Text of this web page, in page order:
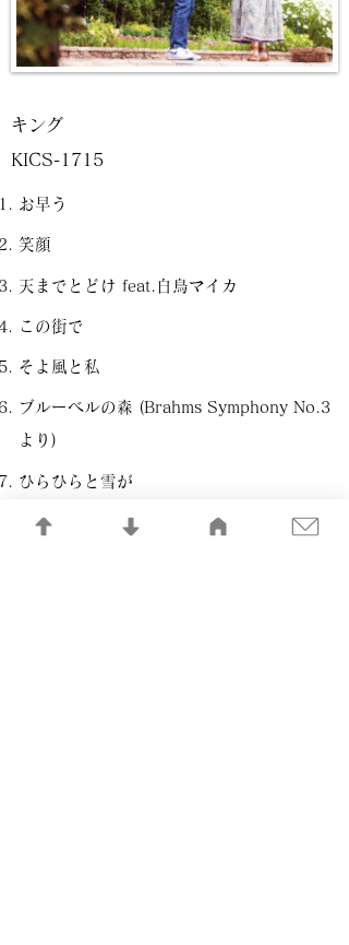
お早う
笑顔
天までとどけ feat.白鳥マイカ
この街で
そよ風と私
ブルーベルの森 (Brahms Symphony No.3
より)
ひらひらと雪が
瀬戸内の詩
キング
KICS-1715